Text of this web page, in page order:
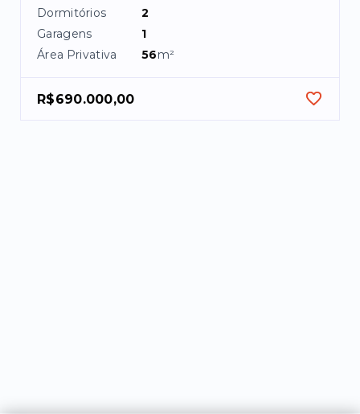
Dormitórios
2
Garagens
1
Área Privativa
56m²
R$690.000,00